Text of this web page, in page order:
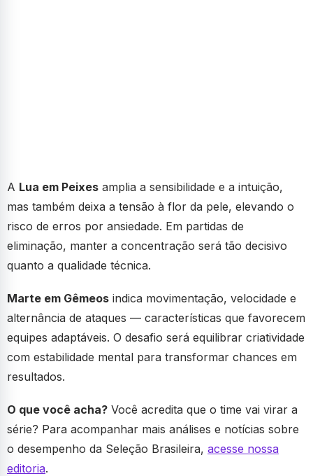
A Lua em Peixes amplia a sensibilidade e a intuição,
mas também deixa a tensão à flor da pele, elevando o
risco de erros por ansiedade. Em partidas de
eliminação, manter a concentração será tão decisivo
quanto a qualidade técnica.
Marte em Gêmeos indica movimentação, velocidade e
alternância de ataques — características que favorecem
equipes adaptáveis. O desafio será equilibrar criatividade
com estabilidade mental para transformar chances em
resultados.
O que você acha? Você acredita que o time vai virar a
série? Para acompanhar mais análises e notícias sobre
o desempenho da Seleção Brasileira, acesse nossa
editoria.